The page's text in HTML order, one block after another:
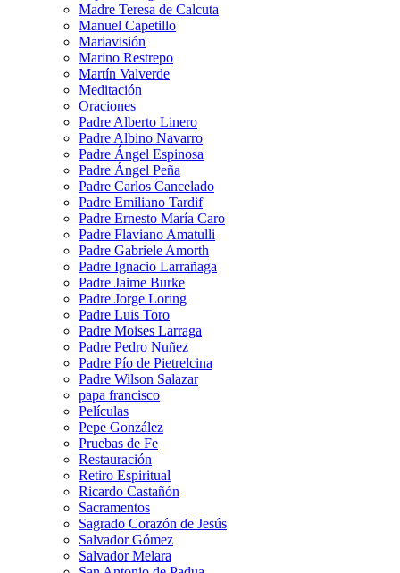
Madre Teresa de Calcuta
Manuel Capetillo
Mariavisión
Marino Restrepo
Martín Valverde
Meditación
Oraciones
Padre Alberto Linero
Padre Albino Navarro
Padre Ángel Espinosa
Padre Ángel Peña
Padre Carlos Cancelado
Padre Emiliano Tardif
Padre Ernesto María Caro
Padre Flaviano Amatulli
Padre Gabriele Amorth
Padre Ignacio Larrañaga
Padre Jaime Burke
Padre Jorge Loring
Padre Luis Toro
Padre Moises Larraga
Padre Pedro Nuñez
Padre Pío de Pietrelcina
Padre Wilson Salazar
papa francisco
Películas
Pepe González
Pruebas de Fe
Restauración
Retiro Espiritual
Ricardo Castañón
Sacramentos
Sagrado Corazón de Jesús
Salvador Gómez
Salvador Melara